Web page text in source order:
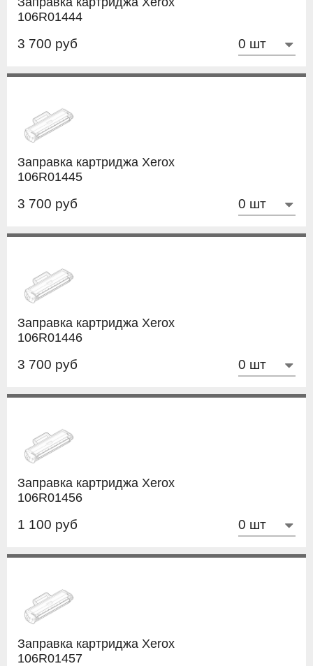
106R01444
3 700 руб
Заправка картриджа Xerox
106R01445
3 700 руб
Заправка картриджа Xerox
106R01446
3 700 руб
Заправка картриджа Xerox
106R01456
1 100 руб
Заправка картриджа Xerox
106R01457